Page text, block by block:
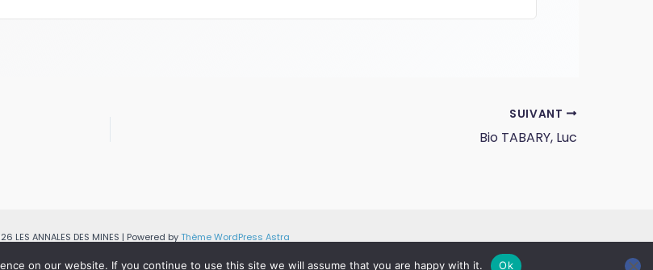
SUIVANT
Bio TABARY, Luc
LES ANNALES DES MINES | Powered byThème WordPress Astra
on our website. If you continue to use this site we will assume that you are happy with it. Ok